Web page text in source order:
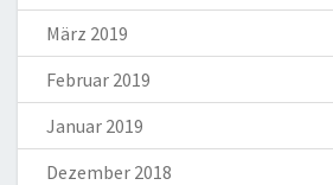
März 2019
Februar 2019
Januar 2019
Dezember 2018